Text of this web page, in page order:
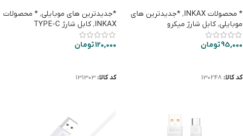
* محصولات INKAX , *جدیدترین های
موبایلی, کابل شارژ میکرو
95,000تومان
کد کالا: 130248
*جدیدترین های موبایلی, * محصولات
INKAX
, کابل شارژ TYPE-C
120,000تومان
کد کالا:131303